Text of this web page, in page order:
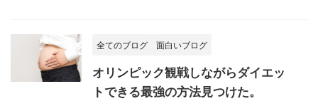
全てのブログ 面白いブログ
オリンピック観戦しながらダイエッ
トできる最強の方法見つけた。